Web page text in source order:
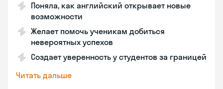
Поняла, как английский открывает новые
возможности
Желает помочь ученикам добиться
невероятных успехов
Создает уверенность у студентов за границей
Читать дальше